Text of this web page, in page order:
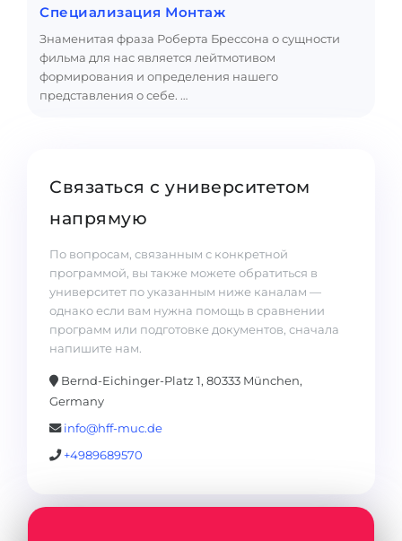
Специализация Монтаж
Знаменитая фраза Роберта Брессона о сущности
фильма для нас является лейтмотивом
формирования и определения нашего
представления о себе. …
Связаться с университетом
напрямую
По вопросам, связанным с конкретной
программой, вы также можете обратиться в
университет по указанным ниже каналам —
однако если вам нужна помощь в сравнении
программ или подготовке документов, сначала
напишите нам.
Bernd-Eichinger-Platz 1, 80333 München,
Germany
info@hff-muc.de
+4989689570